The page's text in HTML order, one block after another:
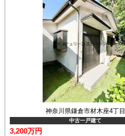
神奈川県鎌倉市材木座4丁目
中古一戸建て
3,200万円